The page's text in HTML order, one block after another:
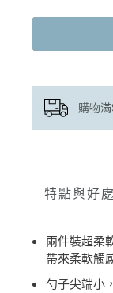
購物
正
入
特點與好處
兩件裝超柔
帶來柔軟觸
勺子尖端小